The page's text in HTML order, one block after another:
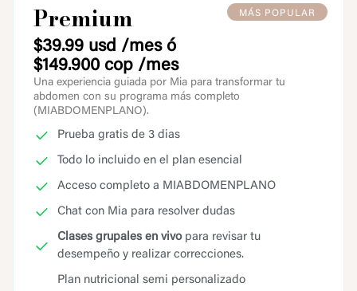
MÁS POPULAR
Premium
$39.99 usd /mes ó
$149.900 cop /mes
Una experiencia guiada por Mia para transformar tu
abdomen con su programa más completo
(MIABDOMENPLANO).
Prueba gratis de 3 dias
Todo lo incluido en el plan esencial
Acceso completo a MIABDOMENPLANO
Chat con Mia para resolver dudas
Clases grupales en vivopara revisar tu
desempeño y realizar correcciones.
Plan nutricional semi personalizado